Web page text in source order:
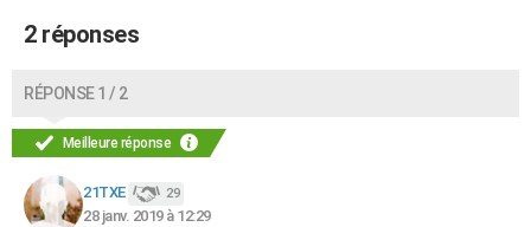
2 réponses
RÉPONSE 1 / 2
Meilleure réponse
21TXE 29
28 janv. 2019 à 12:29